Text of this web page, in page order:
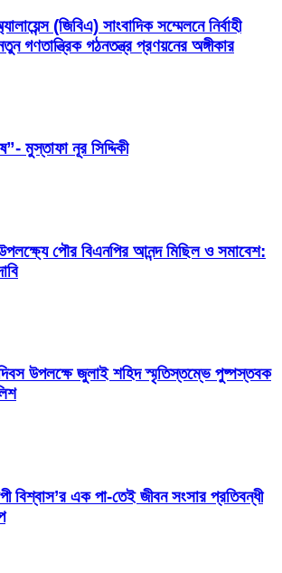
(জিবিএ) সাংবাদিক সম্মেলনে নির্বাহী
গণতান্ত্রিক গঠনতন্ত্র প্রণয়নের অঙ্গীকার
মুস্তাফা নূর সিদ্দিকী
পৌর বিএনপির আনন্দ মিছিল ও সমাবেশ:
উপলক্ষে জুলাই শহিদ স্মৃতিস্তম্ভে পুষ্পস্তবক
বিশ্বাস’র এক পা-তেই জীবন সংসার প্রতিবন্ধী